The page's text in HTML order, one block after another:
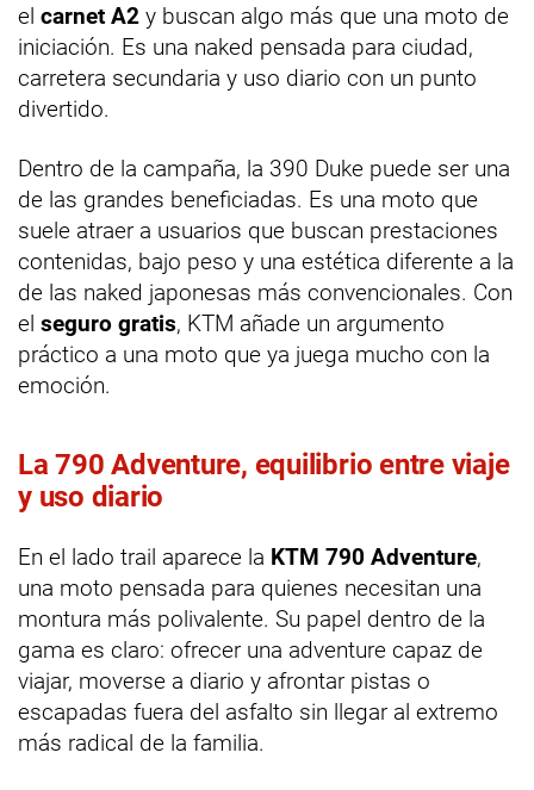
el carnet A2 y buscan algo más que una moto de
iniciación. Es una naked pensada para ciudad,
carretera secundaria y uso diario con un punto
divertido.
Dentro de la campaña, la 390 Duke puede ser una
de las grandes beneficiadas. Es una moto que
suele atraer a usuarios que buscan prestaciones
contenidas, bajo peso y una estética diferente a la
de las naked japonesas más convencionales. Con
el seguro gratis, KTM añade un argumento
práctico a una moto que ya juega mucho con la
emoción.
La 790 Adventure, equilibrio entre viaje
y uso diario
En el lado trail aparece la KTM 790 Adventure,
una moto pensada para quienes necesitan una
montura más polivalente. Su papel dentro de la
gama es claro: ofrecer una adventure capaz de
viajar, moverse a diario y afrontar pistas o
escapadas fuera del asfalto sin llegar al extremo
más radical de la familia.